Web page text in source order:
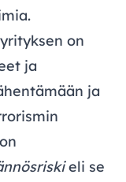
on
ja
ja
eli se